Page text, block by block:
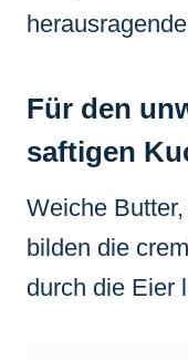
Für den
saftigen
Weiche
bilden die
durch die Eier